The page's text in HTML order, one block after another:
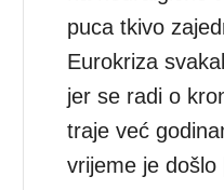
puca tkivo
Eurokriza
jer se radi o
traje već
vrijeme je